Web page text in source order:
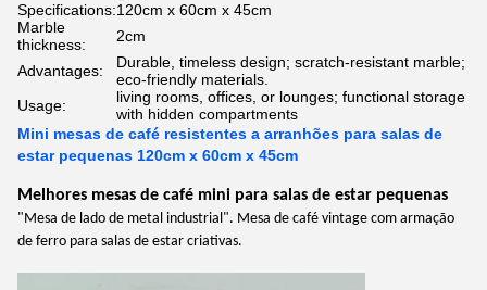
Specifications:120cm x 60cm x 45cm
Marble
thickness:
2cm
Advantages:
Durable, timeless design; scratch-resistant marble;
eco-friendly materials.
Usage:
living rooms, offices, or lounges; functional storage
with hidden compartments
Mini mesas de café resistentes a arranhões para salas de
estar pequenas 120cm x 60cm x 45cm
Melhores mesas de café mini para salas de estar pequenas
"Mesa de lado de metal industrial". Mesa de café vintage com armação
de ferro para salas de estar criativas.